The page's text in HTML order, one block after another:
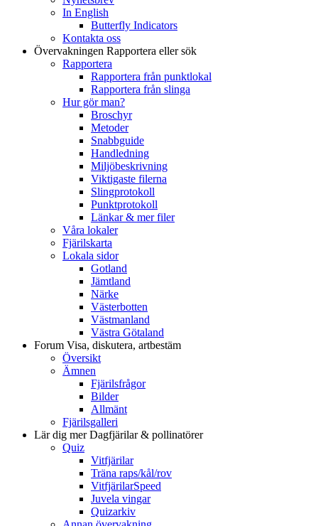
In English
Butterfly Indicators
Kontakta oss
Övervakningen Rapportera eller sök
Rapportera
Rapportera från punktlokal
Rapportera från slinga
Hur gör man?
Broschyr
Metoder
Snabbguide
Handledning
Miljöbeskrivning
Viktigaste filerna
Slingprotokoll
Punktprotokoll
Länkar & mer filer
Våra lokaler
Fjärilskarta
Lokala sidor
Gotland
Jämtland
Närke
Västerbotten
Västmanland
Västra Götaland
Forum Visa, diskutera, artbestäm
Översikt
Ämnen
Fjärilsfrågor
Bilder
Allmänt
Fjärilsgalleri
Lär dig merDagfjärilar & pollinatörer
Quiz
Vitfjärilar
Träna raps/kål/rov
VitfjärilarSpeed
Juvela vingar
Quizarkiv